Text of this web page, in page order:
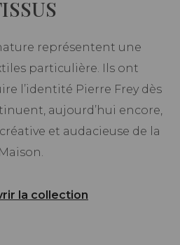
représentent une
particulière. Ils ont
l’identité Pierre Frey dès
aujourd’hui encore,
et audacieuse de la
Maison.
la collection